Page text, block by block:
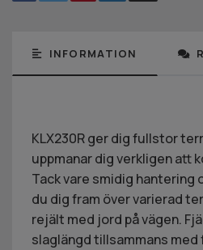
INFORMATION
KLX230R ger dig fullstor
uppmanar dig verkligen att
Tack vare smidig hantering
du dig fram över varierad
rejält med jord på vägen.
slaglängd tillsammans